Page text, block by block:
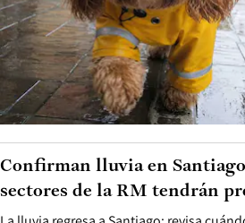
Confirman lluvia en
sectores de la RM tendrán